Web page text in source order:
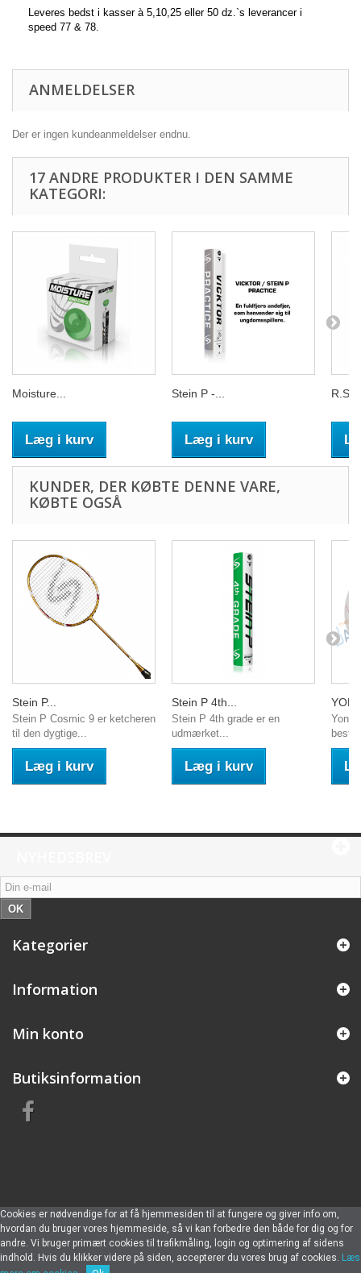
Leveres bedst i kasser à 5,10,25 eller 50 dz.`s leverancer i
speed 77 & 78.
ANMELDELSER
Der er ingen kundeanmeldelser endnu.
17 ANDRE PRODUKTER I DEN SAMME
KATEGORI:
Moisture...
Læg i kurv
Stein P -...
Læg i kurv
KUNDER, DER KØBTE DENNE VARE,
KØBTE OGSÅ
Stein P...
Stein P Cosmic 9 er ketcheren
til den dygtige...
Læg i kurv
Stein P 4th...
Stein P 4th grade er en
udmærket...
Læg i kurv
OK
Kategorier
Information
Min konto
Butiksinformation
Cookies er nødvendige for at få hjemmesiden til at fungere og giver info om,
hvordan du bruger vores hjemmeside, så vi kan forbedre den både for dig og for
andre. Vi bruger primært cookies til trafikmåling, login og optimering af sidens
indhold. Hvis du klikker videre på siden, accepterer du vores brug af cookies. Læs